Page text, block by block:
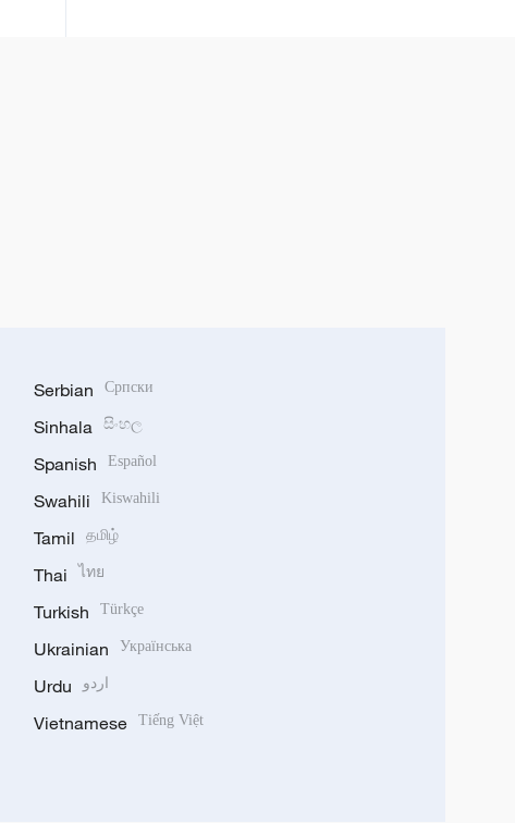
Serbian Српски
Sinhala සිංහල
Spanish Español
Swahili Kiswahili
Tamil தமிழ்
Thai ไทย
Turkish Türkçe
Ukrainian Українська
Urdu اردو
Vietnamese Tiếng Việt